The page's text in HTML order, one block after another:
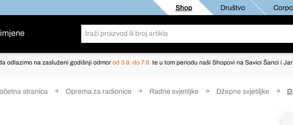
Shop Društvo
odlazimo na zasluženi godišnji odmor od 3.8. do 7.8. te u tom periodu naši Shopovi na Savici Šanci i
stranica Oprema za radionice Radne svjetiljke Džepne svjetiljke